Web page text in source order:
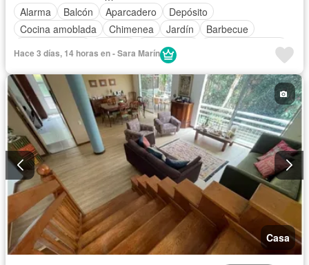
Alarma
Balcón Aparcadero
Depósito
Cocina amoblada
Chimenea Jardín
Barbecue
Gas natural
Vista panorámica
Cuarto de servicio
Hace 3 días, 14 horas en - Sara Marín
Casa